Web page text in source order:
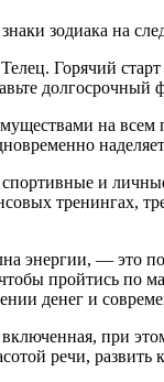
знаки зодиака на
Горячий
на
и
тренингах,
энергии, —
пройтись по
денег и
при
речи, развить